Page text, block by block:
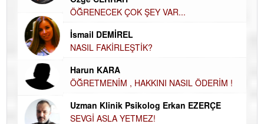
Özge CERRAH
ÖĞRENECEK ÇOK ŞEY VAR...
İsmail DEMİREL
NASIL FAKİRLEŞTİK?
Harun KARA
Uzman Klinik Psikolog Erkan EZERÇE